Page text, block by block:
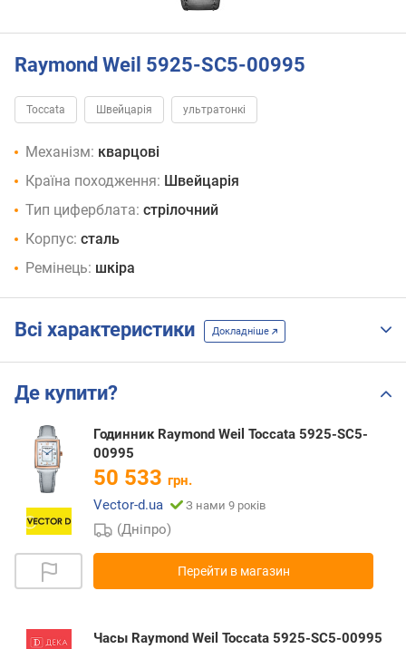
Raymond Weil 5925-SC5-00995
Toccata Швейцарія ультратонкі
Механізм: кварцові
Країна походження: Швейцарія
Тип циферблата: стрілочний
Корпус: сталь
Ремінець: шкіра
Всі характеристики Докладніше
Де купити?
Годинник Raymond Weil Toccata 5925-SC5-
00995
50 533 грн.
Vector-d.ua
З нами 9 років
(Дніпро)
Перейти в магазин
Часы Raymond Weil Toccata 5925-SC5-00995